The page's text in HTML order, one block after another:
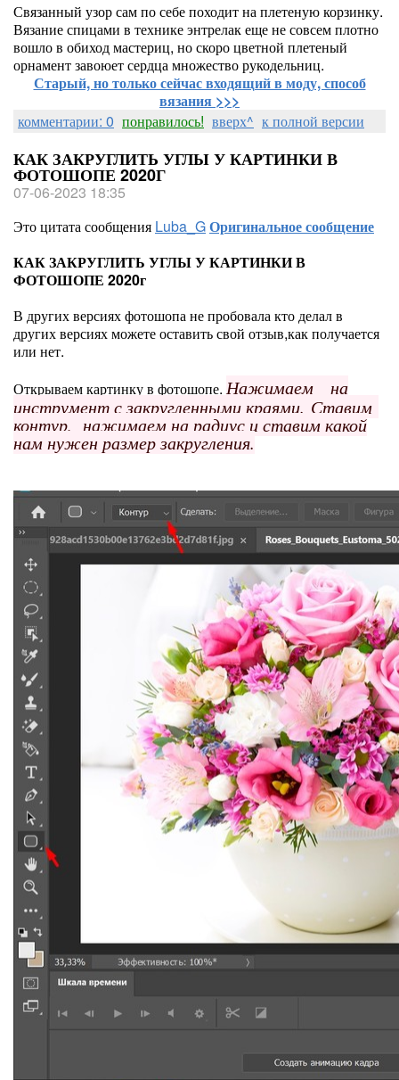
Связанный узор сам по себе походит на плетеную корзинку.
Вязание спицами в технике энтрелак еще не совсем плотно
вошло в обиход мастериц, но скоро цветной плетеный
орнамент завоюет сердца множество рукодельниц.
Старый, но только сейчас входящий в моду, способ
вязания >>>
комментарии: 0 понравилось! вверх^ к полной версии
КАК ЗАКРУГЛИТЬ УГЛЫ У КАРТИНКИ В
ФОТОШОПЕ 2020Г
07-06-2023 18:35
Это цитата сообщения Luba_GОригинальное сообщение
КАК ЗАКРУГЛИТЬ УГЛЫ У КАРТИНКИ В
ФОТОШОПЕ 2020г
В других версиях фотошопа не пробовала кто делал в
других версиях можете оставить свой отзыв,как получается
или нет.
Открываем картинку в фотошопе.Нажимаем на
инструмент с закругленными краями. Ставим
контур, нажимаем на радиус и ставим какой
нам нужен размер закругления.